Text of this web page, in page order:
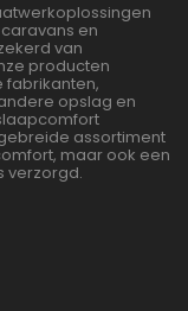
en
van
producten
fabrikanten,
opslag en
assortiment
maar ook een
verzorgd.